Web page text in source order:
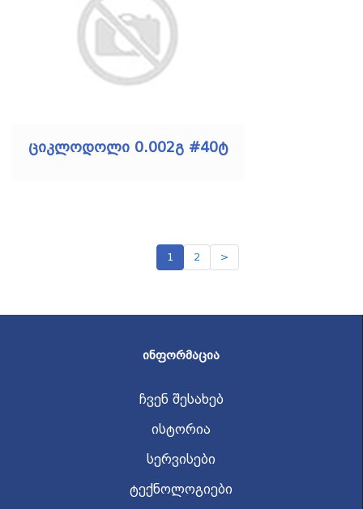
ციკლოდოლი 0.002გ #40ტ
1 2 >
ᲘᲜᲤᲝᲠᲛᲐᲪᲘᲐ
ჩვენ შესახებ
ისტორია
სერვისები
ტექნოლოგიები